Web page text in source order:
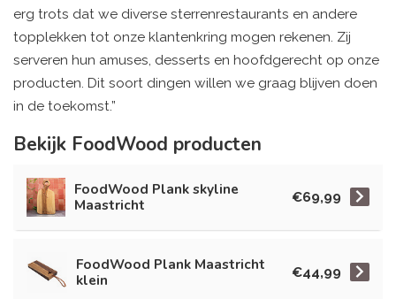
erg trots dat we diverse sterrenrestaurants en andere
topplekken tot onze klantenkring mogen rekenen. Zij
serveren hun amuses, desserts en hoofdgerecht op onze
producten. Dit soort dingen willen we graag blijven doen
in de toekomst.”
Bekijk FoodWood producten
FoodWood Plank skyline
Maastricht
€69,99
FoodWood Plank Maastricht
klein
€44,99